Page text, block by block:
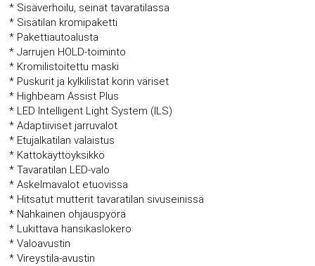
* Sisäverhoilu, seinät tavaratilassa
* Sisätilan kromipaketti
* Pakettiautoalusta
* Jarrujen HOLD-toiminto
* Kromilistoitettu maski
* Puskurit ja kylkilistat korin väriset
* Highbeam Assist Plus
* LED Intelligent Light System (ILS)
* Adaptiiviset jarruvalot
* Etujalkatilan valaistus
* Kattokäyttöyksikkö
* Tavaratilan LED-valo
* Askelmavalot etuovissa
* Hitsatut mutterit tavaratilan sivuseinissä
* Nahkainen ohjauspyörä
* Lukittava hansikaslokero
* Valoavustin
* Vireystila-avustin